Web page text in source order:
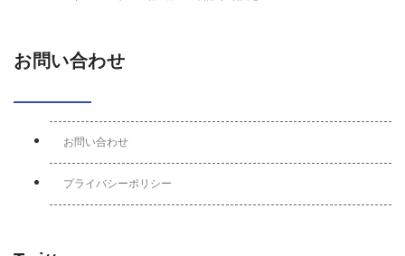
お問い合わせ
お問い合わせ
プライバシーポリシー